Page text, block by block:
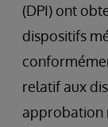
(DPI) ont
dispositifs
relatif aux
approbation